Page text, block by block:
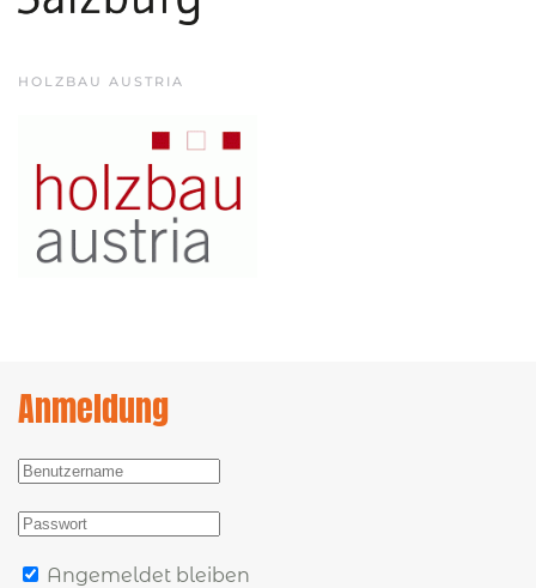
HOLZBAU AUSTRIA
Anmeldung
Angemeldet bleiben